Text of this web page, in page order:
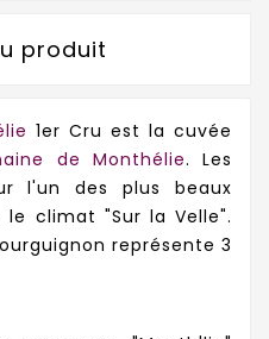
produit
1er Cru est la cuvée
de Monthélie. Les
l'un des plus beaux
climat "Sur la Velle".
représente 3